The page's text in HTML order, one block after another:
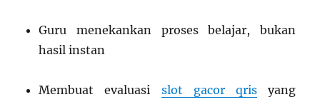
Guru menekankan proses belajar, bukan
hasil instan
Membuat evaluasi slot gacor qrisyang